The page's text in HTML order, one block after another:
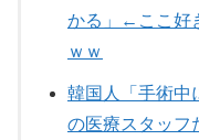
かる」←ここ好
ｗｗ
韓国人「手術中
の医療スタッ